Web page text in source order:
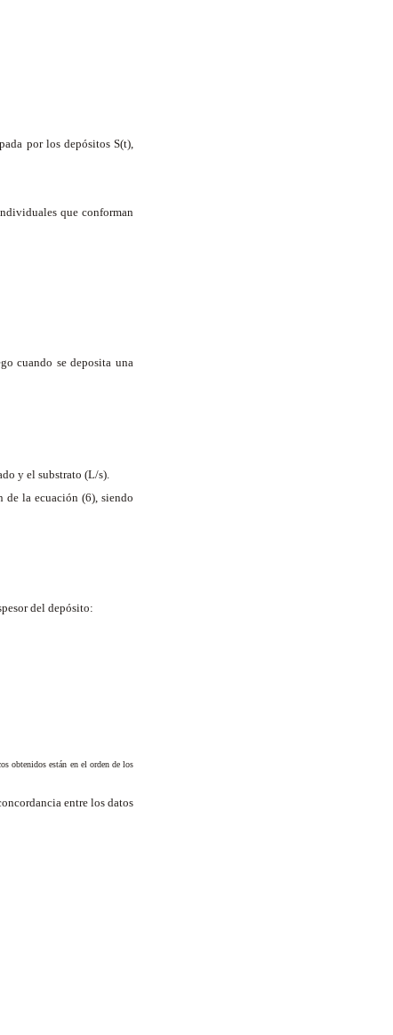
por los depósitos S(t),
que conforman
cuando se deposita una
y el substrato (L/s).
la ecuación (6), siendo
del depósito:
obtenidos están en el orden de los
entre los datos